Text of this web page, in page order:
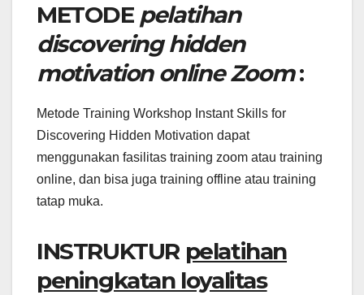
METODE pelatihan
discovering hidden
motivation online Zoom:
Metode Training Workshop Instant Skills for
Discovering Hidden Motivation dapat
menggunakan fasilitas training zoom atau training
online, dan bisa juga training offline atau training
tatap muka.
INSTRUKTUR pelatihan
peningkatan loyalitas